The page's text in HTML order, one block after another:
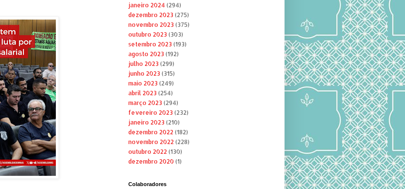
janeiro 2024 (294)
dezembro 2023(275)
novembro 2023(375)
outubro 2023(303)
setembro 2023(193)
agosto 2023(192)
julho 2023(299)
junho 2023(315)
maio 2023(249)
abril 2023(254)
março 2023(294)
fevereiro 2023(232)
janeiro 2023(210)
dezembro 2022(182)
novembro 2022(228)
outubro 2022(130)
dezembro 2020(1)
Colaboradores